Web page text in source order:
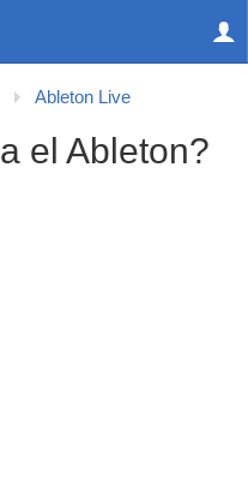
Ableton Live
el Ableton?